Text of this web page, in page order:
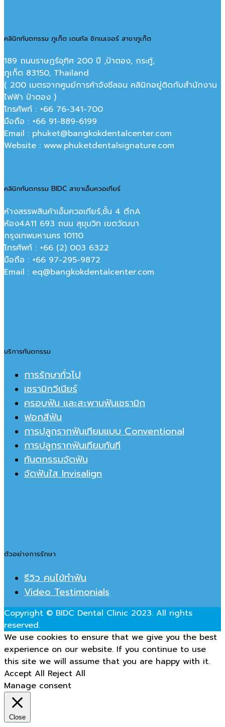
คลินิกทันตกรรม ภูเก็ต เดนทัล ซิกเนเจอร์ สาขาภูเก็ต
189 ถนนราษฏร์อุทิศ 200 ปี ,ป่าตอง, กระทู้,
ภูเก็ต 83150, Thailand
( 200 เมตรจากศูนย์การค้าจังซีลอน คลินิกอยู่ติดกับสำนักงาน
ไฟฟ้า ป่าตอง )
โทรศัพท์ : +66 76-341-700
มือถือ : +66 91-889-6199
Email : phuket@bangkokdentalcenter.com
Website : www.phuketdentalsignature.com
คลินิกทันตกรรม BIDC สาขาเอ็มควอเทียร์
ห้างสรรพสินค้าเอ็มควอเทียร์,ชั้น 4 ตึกA
ห้อง4A11 693 ถนน สุขุมวิท เขตวัฒนา
กรุงเทพมหานคร‎ 10110
โทรศัพท์ : +66 (2) 003 6322
มือถือ : +66 97-295-9872
Email : eq@bangkokdentalcenter.com
บริการทันตกรรม
การรักษาทั่วไป
เซรามิกวีเนียร์
ครอบฟัน และสะพานฟันเชรามิก
ฟอกสีฟัน
การปลูกรากฟันเทียมแบบ Conventional
การปลูกรากฟันเทียมทันที
ทันตกรรมจัดฟัน
จัดฟันใส Invisalign
ตัวอย่างการรักษา
รีวิว คนไข้ทำฟัน
Video Testimonials
Copyright © BIDC Dental Clinic 2023. All rights
reserved.
We use cookies to ensure that we give you the best
experience on our website. If you continue to use
this site we will assume that you are happy with it.
Accept All Reject All
Manage consent
Close